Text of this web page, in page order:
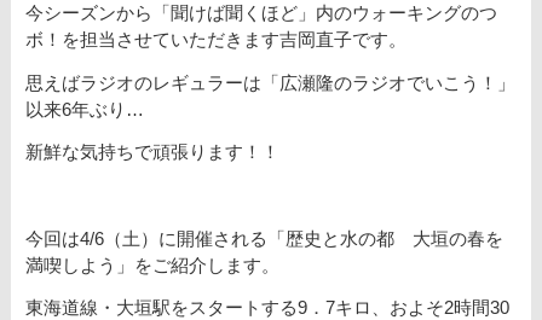
今シーズンから「聞けば聞くほど」内のウォーキングのつ
ボ！を担当させていただきます吉岡直子です。
思えばラジオのレギュラーは「広瀬隆のラジオでいこう！」
以来6年ぶり…
新鮮な気持ちで頑張ります！！
今回は4/6（土）に開催される「歴史と水の都 大垣の春を
満喫しよう」をご紹介します。
東海道線・大垣駅をスタートする9．7キロ、およそ2時間30